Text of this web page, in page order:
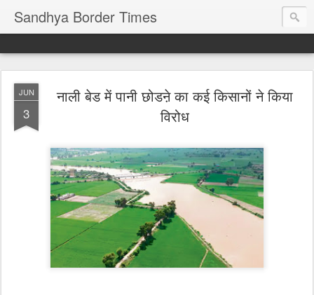
Sandhya Border Times
JUN
3
नाली बेड में पानी छोडऩे का कई किसानों ने किया
विरोध